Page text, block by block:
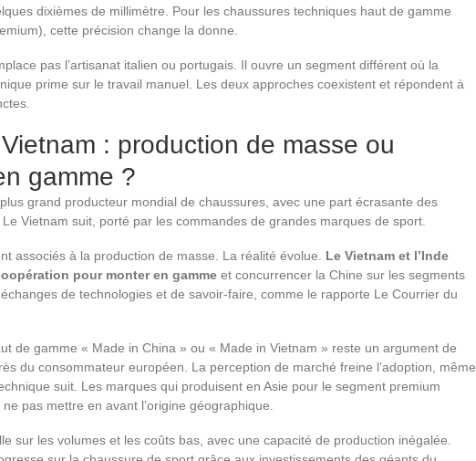
dixièmes de millimètre. Pour les chaussures techniques haut de gamme
cette précision change la donne.
pas l’artisanat italien ou portugais. Il ouvre un segment différent où la
prime sur le travail manuel. Les deux approches coexistent et répondent à
: production de masse ou
gamme ?
grand producteur mondial de chaussures, avec une part écrasante des
Vietnam suit, porté par les commandes de grandes marques de sport.
associés à la production de masse. La réalité évolue. Le Vietnam et l’Inde
pour monter en gamme et concurrencer la Chine sur les segments
de technologies et de savoir-faire, comme le rapporte Le Courrier du
de gamme « Made in China » ou « Made in Vietnam » reste un argument de
du consommateur européen. La perception de marché freine l’adoption, même
suit. Les marques qui produisent en Asie pour le segment premium
pas mettre en avant l’origine géographique.
sur les volumes et les coûts bas, avec une capacité de production inégalée.